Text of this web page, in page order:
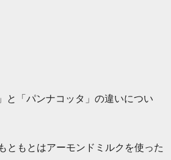
と「パンナコッタ」の違いについ
もとはアーモンドミルクを使った